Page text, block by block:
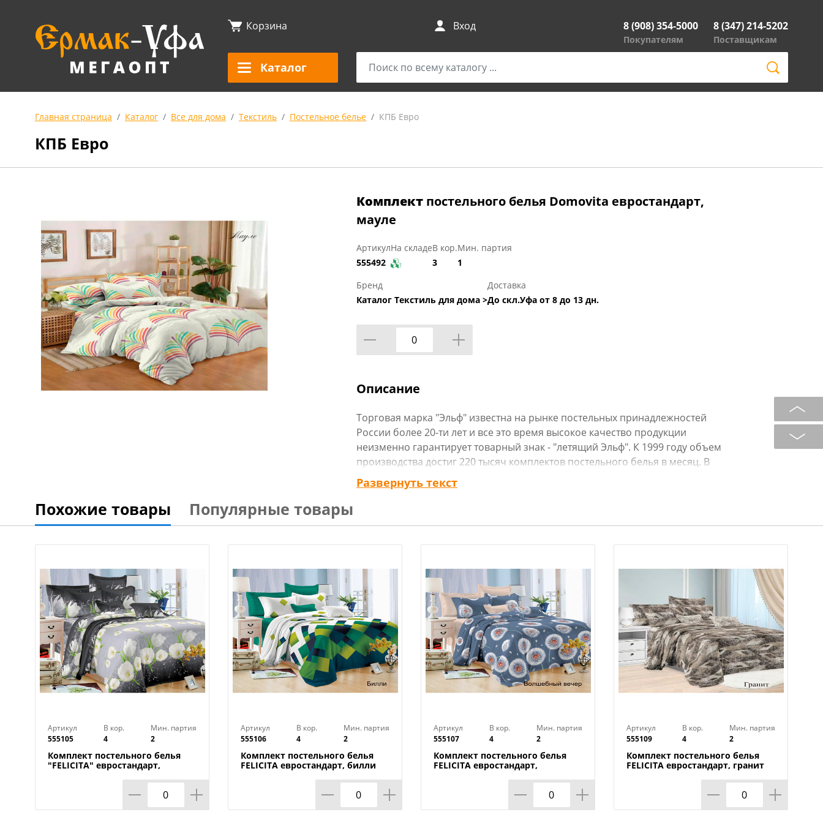
Корзина Вход 8 (908) 354-5000
Покупателям
8 (347) 214-5202
Поставщикам
Каталог
Главная страница Каталог Все для дома Текстиль Постельное белье КПБ Евро
КПБ Евро
Комплект постельного белья Domovita евростандарт,
мауле
Артикул
555492
На складеВ кор.
3
Мин. партия
1
Бренд
Каталог Текстиль для дома >
Доставка
До скл.Уфа от 8 до 13 дн.
Описание
Торговая марка "Эльф" известна на рынке постельных принадлежностей
России более 20-ти лет и все это время высокое качество продукции
неизменно гарантирует товарный знак - "летящий Эльф". К 1999 году объем
производства достиг 220 тысяч комплектов постельного белья в месяц. В
2004 году "Эльф" открыл программу закупки ткани импортных
производителей, что позволило производить более качественные изделия,
Новая коллекция "Domo Vita" - это соединение классики и современности,
Vita": Принцип - нет понятия коллекция, которое подразумевает
многократные повторы, высокая степень обновления рисунков. Более
эффектные пропорции известного кубика. Оптимальное сочетание
дизайнов российских и зарубежных авторов
Технические характеристики:
Тип: комплект постельного белья
Коллекция: "DOMOVITA"
Тип,состав ткани: бязь
Размер пододеяльника: 200 х 220 см
Размер простыни: 220 x 240 см
Размер наволочки: 70 х 70 см (2 шт)
Цвет: Мауле
Бренд: ТМ Эльф
Страна-изготовитель: Россия
Развернуть текст
Похожие товары Популярные товары
Артикул
555105
В кор.
4
Мин. партия
2
Комплект постельного белья
"FELICITA" евростандарт,
Артикул
555106
В кор.
4
Мин. партия
2
Комплект постельного белья
FELICITA евростандарт, билли
Артикул
555107
В кор.
4
Мин. партия
2
Комплект постельного белья
FELICITA евростандарт,
Артикул
555109
В кор.
4
Мин. партия
2
Комплект постельного белья
FELICITA евростандарт, гранит